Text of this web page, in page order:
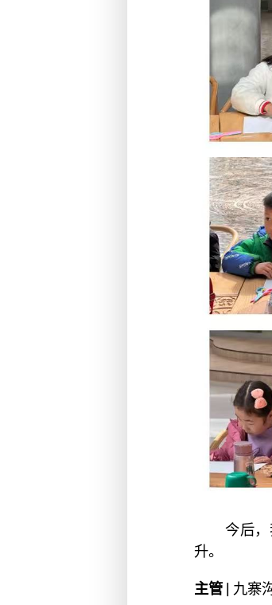
今后
升。
主管 | 九寨